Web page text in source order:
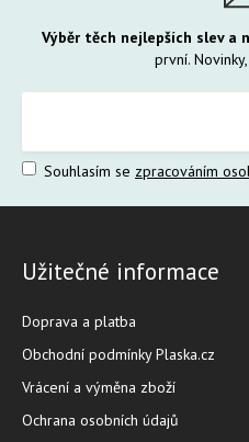
Výběr těch nejlepších slev a
první.
Souhlasím se zpracováním
Užitečné informace
Doprava a platba
Obchodní podmínky Plaska.cz
Vrácení a výměna zboží
Ochrana osobních údajů